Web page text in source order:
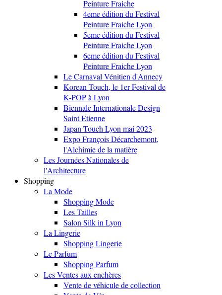
Peinture Fraiche
4eme édition du Festival
Peinture Fraiche Lyon
5eme édition du Festival
Peinture Fraiche Lyon
6eme édition du Festival
Peinture Fraiche Lyon
Le Carnaval Vénitien d'Annecy
Korean Touch, le 1er Festival de
K-POP à Lyon
Biennale Internationale Design
Saint Etienne
Japan Touch Lyon mai 2023
Expo François Décarchemont,
l'Alchimie de la matière
Les Journées Nationales de
l'Architecture
Shopping
La Mode
Shopping Mode
Les Tailles
Salon Silk in Lyon
La Lingerie
Shopping Lingerie
Le Parfum
Shopping Parfum
Les Ventes aux enchères
Vente de véhicule de collection